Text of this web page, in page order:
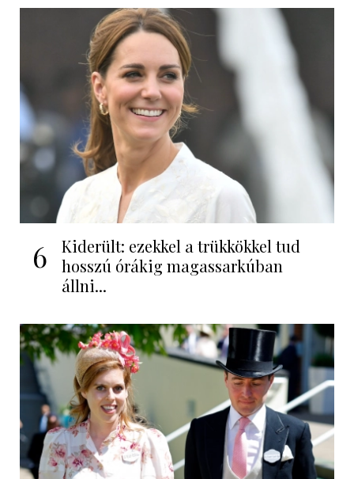
6
Kiderült: ezekkel a trükkökkel tud
hosszú órákig magassarkúban
állni...